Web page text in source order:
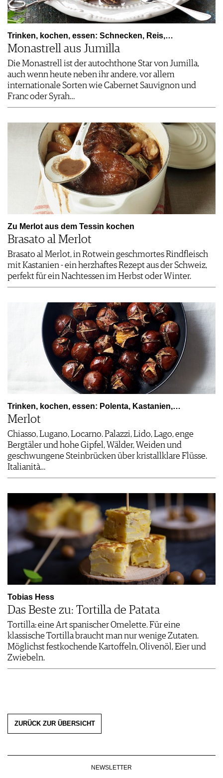
Trinken, kochen, essen: Schnecken, Reis,…
Monastrell aus Jumilla
Die Monastrell ist der autochthone Star von ­Jumilla,
auch wenn heute neben ihr andere, vor allem
internationale Sorten wie Cabernet Sauvignon und
Franc oder ­Syrah…
Zu Merlot aus dem Tessin kochen
Brasato al Merlot
Brasato al Merlot, in Rotwein geschmortes Rindfleisch
mit Kastanien - ein herzhaftes Rezept aus der Schweiz,
perfekt für ein Nachtessen im Herbst oder Winter.
Trinken, kochen, essen: Polenta, Kastanien,…
Merlot
Chiasso, Lugano, Locarno. Palazzi, Lido, Lago, enge
Bergtäler und hohe Gipfel, Wälder, Weiden und
geschwungene Steinbrücken über kristallklare Flüsse.
Italianità…
Tobias Hess
Das Beste zu: Tortilla de Patata
Tortilla: eine Art spanischer Omelette. Für eine
klassische Tortilla braucht man nur wenige Zutaten.
Möglichst festkochende Kartoffeln, Olivenöl, Eier und
Zwiebeln.
ZURÜCK ZUR ÜBERSICHT
NEWSLETTER